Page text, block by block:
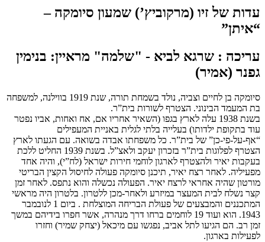
עדות של זיו (מרקוביץ’) שמעון סיומקה –
“איתן”
עריכה : שרגא לביא - "שלמה" מראיין: בנימין
גפנר (אמיר)
סיומקה בן לחיים וצביה, נולד בשמחת תורה, שנת 1919 ‏בווילנה, למשפחה
בת המעמד הבינוני. הצטרף לשורות בית”ר.
בשנת 1938 ‏עלה לארץ בגפו (השאיר אחריו אם, אח ואחות, אביו נפטר
עוד בתקופת ילדותו) בעלייה בלתי לגלית באניית המעפילים
“אף-על-פי-כן” של בית”ר. כל משפחתו אבדה בשואה. ‏עם הגעתו לארץ
הצטרף לפלוגות בית”ר בזכרון יעקב ולאצ”ל. בשנת 1939 ‏החליט ללכת
בעקבות יאיר ולהצטרף לארגון לוחמי חירות ישראל (לח”י), והיה אחד
מפעיליה. לאחר רצח יאיר, תיכנן סיומקה פעולה לחיסול הקצין הבריטי
מורטון שהיה אחראי לרצח יאיר. הפעולה נכשלה והוא נתפס. לאחר זמן
קצר נשלח לבית המעצר במיזרע ולאחר-מכן ללטרון. בלטרון היה מראשי
המתכננים והמב‏צעים של פעולת הבריחה המוצלחת . ביום 1 ‏לנובמבר
1943‏. הוא ועוד 19 ‏לוחמים ברחו דרך מנהרה, אשר חפרו בידיהם במשך
זמן רב. הם הגיעו לתל אביב, נפגשו עם מיכאל (יצחק שמיר) וחזרו
לפעילות בארגון.